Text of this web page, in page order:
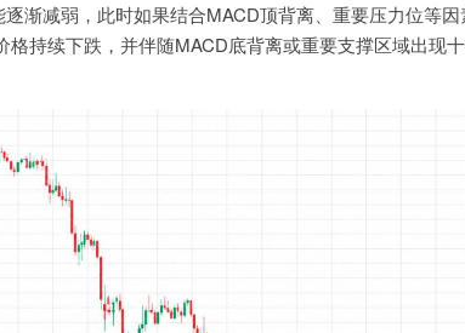
渐减弱，此时如果结合MACD顶背离、重要压力位等
持续下跌，并伴随MACD底背离或重要支撑区域出现